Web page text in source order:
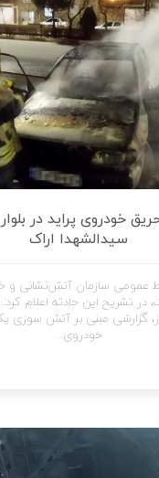
خودروی پراید در
سیدالشهدا اراک
عمومی سازمان آتش‌نشانی و
گزارشی مبنی بر آتش سوزی
خودروی...